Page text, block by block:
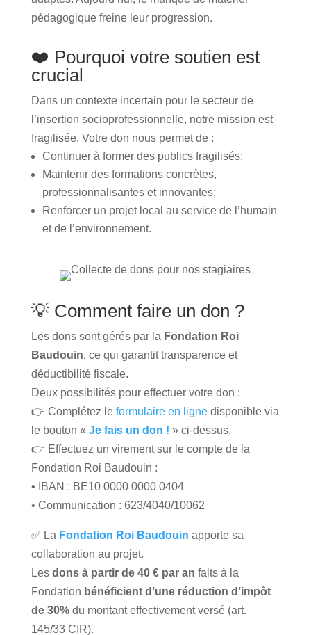
pédagogique freine leur progression.
❤️ Pourquoi votre soutien est
crucial
Dans un contexte incertain pour le secteur de
l’insertion socioprofessionnelle, notre mission est
fragilisée. Votre don nous permet de :
Continuer à former des publics fragilisés;
Maintenir des formations concrètes,
professionnalisantes et innovantes;
Renforcer un projet local au service de l’humain
et de l’environnement.
💡 Comment faire un don ?
Les dons sont gérés par la Fondation Roi
Baudouin, ce qui garantit transparence et
déductibilité fiscale.
Deux possibilités pour effectuer votre don :
👉 Complétez le formulaire en lignedisponible via
le bouton « Je fais un don ! » ci-dessus.
👉 Effectuez un virement sur le compte de la
Fondation Roi Baudouin :
• IBAN : BE10 0000 0000 0404
• Communication : 623/4040/10062
✅ La Fondation Roi Baudouin apporte sa
collaboration au projet.
Les dons à partir de 40 € par an faits à la
Fondation bénéficient d’une réduction d’impôt
de 30%du montant effectivement versé (art.
145/33 CIR).